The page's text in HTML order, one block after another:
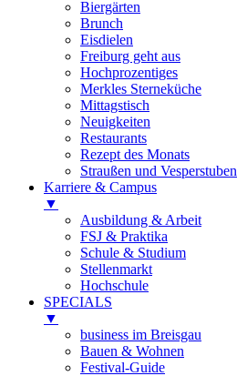
Biergärten
Brunch
Eisdielen
Freiburg geht aus
Hochprozentiges
Merkles Sterneküche
Mittagstisch
Neuigkeiten
Restaurants
Rezept des Monats
Straußen und Vesperstuben
Karriere & Campus
▼
Ausbildung & Arbeit
FSJ & Praktika
Schule & Studium
Stellenmarkt
Hochschule
SPECIALS
▼
business im Breisgau
Bauen & Wohnen
Festival-Guide